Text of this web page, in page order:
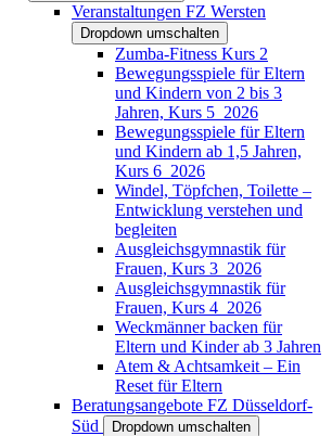
Veranstaltungen FZ Wersten
Dropdown umschalten
Zumba-Fitness Kurs 2
Bewegungsspiele für Eltern
und Kindern von 2 bis 3
Jahren, Kurs 5_2026
Bewegungsspiele für Eltern
und Kindern ab 1,5 Jahren,
Kurs 6_2026
Windel, Töpfchen, Toilette –
Entwicklung verstehen und
begleiten
Ausgleichsgymnastik für
Frauen, Kurs 3_2026
Ausgleichsgymnastik für
Frauen, Kurs 4_2026
Weckmänner backen für
Eltern und Kinder ab 3 Jahren
Atem & Achtsamkeit – Ein
Reset für Eltern
Beratungsangebote FZ Düsseldorf-
Süd
Dropdown umschalten